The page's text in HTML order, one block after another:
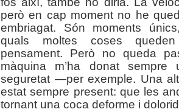
però en cap moment no he
embriagat. Són moments
quals moltes coses
pensament. Però no queda
màquina m’ha donat sempre
seguretat —per exemple. Una
estat sempre present: que les
tornant una coca deforme i